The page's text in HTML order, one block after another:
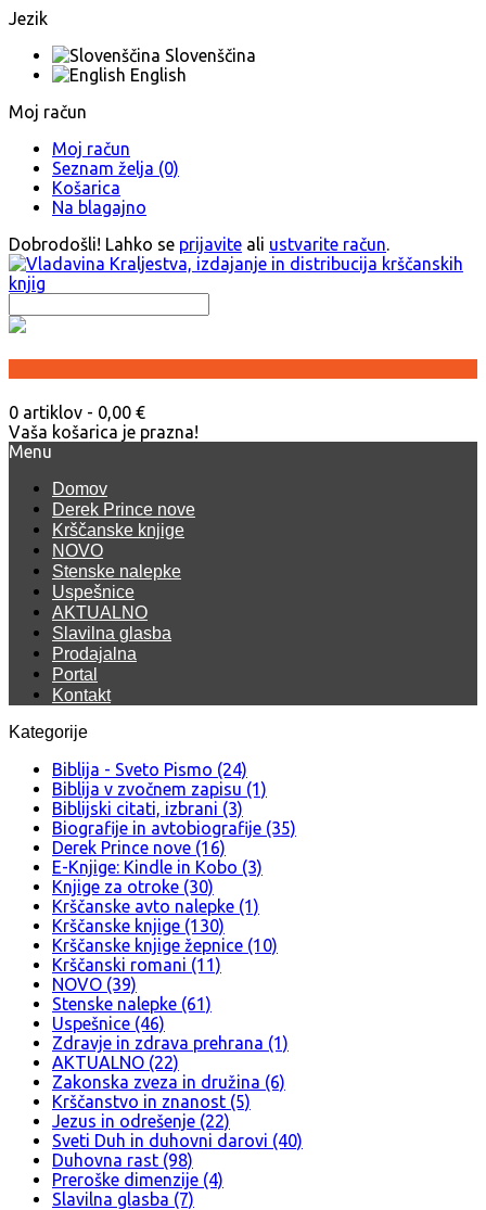
Jezik
Slovenščina
English
Moj račun
Moj račun
Seznam želja (0)
Košarica
Na blagajno
Dobrodošli! Lahko se prijavite ali ustvarite račun.
0 artiklov - 0,00 €
Vaša košarica je prazna!
Menu
Domov
Derek Prince nove
Krščanske knjige
NOVO
Stenske nalepke
Uspešnice
AKTUALNO
Slavilna glasba
Prodajalna
Portal
Kontakt
Kategorije
Biblija - Sveto Pismo (24)
Biblija v zvočnem zapisu (1)
Biblijski citati, izbrani (3)
Biografije in avtobiografije (35)
Derek Prince nove (16)
E-Knjige: Kindle in Kobo (3)
Knjige za otroke (30)
Krščanske avto nalepke (1)
Krščanske knjige (130)
Krščanske knjige žepnice (10)
Krščanski romani (11)
NOVO (39)
Stenske nalepke (61)
Uspešnice (46)
Zdravje in zdrava prehrana (1)
AKTUALNO (22)
Zakonska zveza in družina (6)
Krščanstvo in znanost (5)
Jezus in odrešenje (22)
Sveti Duh in duhovni darovi (40)
Duhovna rast (98)
Preroške dimenzije (4)
Slavilna glasba (7)